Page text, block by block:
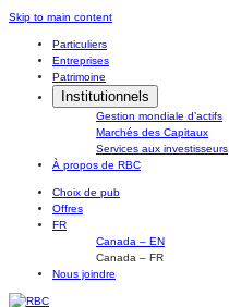
Skip
content
Skip to main content
Particuliers
Entreprises
Patrimoine
Institutionnels
Gestion mondiale d’actifs
Marchés des Capitaux
Services aux investisseurs
À propos de RBC
Choix de pub
Offres
FR
Canada – EN
Canada – FR
Nous joindre